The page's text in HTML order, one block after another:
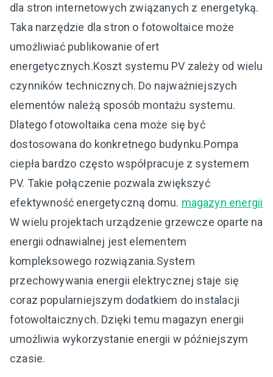
dla stron internetowych związanych z energetyką.
Taka narzędzie dla stron o fotowoltaice może
umożliwiać publikowanie ofert
energetycznych.Koszt systemu PV zależy od wielu
czynników technicznych. Do najważniejszych
elementów należą sposób montażu systemu.
Dlatego fotowoltaika cena może się być
dostosowana do konkretnego budynku.Pompa
ciepła bardzo często współpracuje z systemem
PV. Takie połączenie pozwala zwiększyć
efektywność energetyczną domu. magazyn energii
W wielu projektach urządzenie grzewcze oparte na
energii odnawialnej jest elementem
kompleksowego rozwiązania.System
przechowywania energii elektrycznej staje się
coraz popularniejszym dodatkiem do instalacji
fotowoltaicznych. Dzięki temu magazyn energii
umożliwia wykorzystanie energii w późniejszym
czasie.